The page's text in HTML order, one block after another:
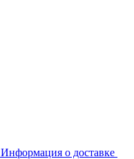
Информация о доставке